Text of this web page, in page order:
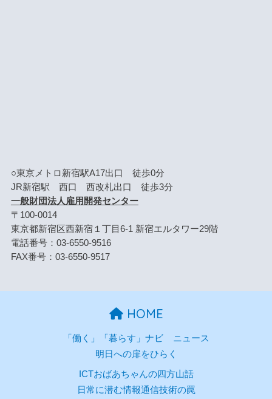
○東京メトロ新宿駅A17出口 徒歩0分
JR新宿駅 西口 西改札出口 徒歩3分
一般財団法人雇用開発センター
〒100-0014
東京都新宿区西新宿１丁目6-1 新宿エルタワー29階
電話番号：03-6550-9516
FAX番号：03-6550-9517
HOME
「働く」「暮らす」ナビ
ニュース
明日への扉をひらく
ICTおばあちゃんの四方山話
日常に潜む情報通信技術の罠